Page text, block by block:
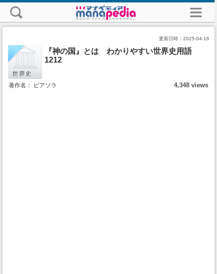
更新日時： 2025-04-18
『神の国』とは わかりやすい世界史用語
1212
著作名： ピアソラ 4,348 views